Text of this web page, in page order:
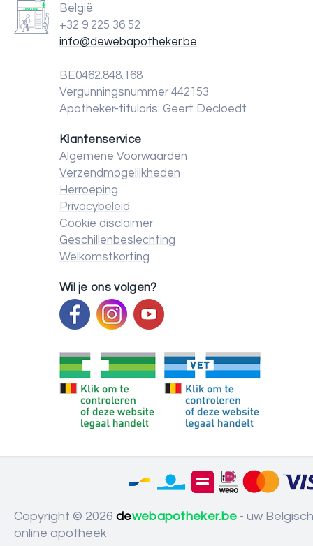
België
+32 9 225 36 52
info@dewebapotheker.be
BE0462.848.168
Vergunningsnummer 442153
Apotheker-titularis: Geert Decloedt
Klantenservice
Algemene Voorwaarden
Verzendmogelijkheden
Herroeping
Privacybeleid
Cookie disclaimer
Geschillenbeslechting
Welkomstkorting
Wil je ons volgen?
Copyright © 2026 dewebapotheker.be - uw
online apotheek